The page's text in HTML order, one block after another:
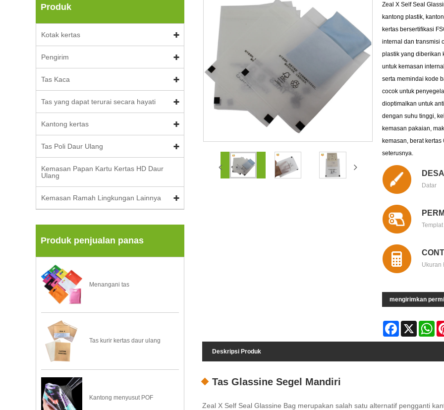
Produk
Kotak kertas
Pengirim
Tas Kaca
Tas yang dapat terurai secara hayati
Kantong kertas
Tas Poli Daur Ulang
Kemasan Papan Kartu Kertas HD Daur
Ulang
Kemasan Ramah Lingkungan Lainnya
Produk penjualan panas
Menangani tas
Tas kurir kertas daur ulang
Kantong menyusut POF
Zeal X Self Seal
kantong plastik,
kertas bersertifikasi
internal dan transmisi
plastik yang diberikan
untuk kemasan
serta memindai kode
cocok untuk
dioptimalkan untuk
dengan suhu tinggi,
kemasan pakaian,
kemasan, berat
seterusnya.
Datar
Ukuran
mengirimkan
Facebook
Deskripsi Produk
Tas Glassine Segel Mandiri
Zeal X Self Seal Glassine Bag merupakan salah satu alternatif pengganti